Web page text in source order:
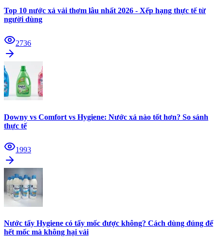
Top 10 nước xả vải thơm lâu nhất 2026 - Xếp hạng thực tế từ
người dùng
2736
Downy vs Comfort vs Hygiene: Nước xả nào tốt hơn? So sánh
thực tế
1993
Nước tẩy Hygiene có tẩy mốc được không? Cách dùng đúng để
hết mốc mà không hại vải